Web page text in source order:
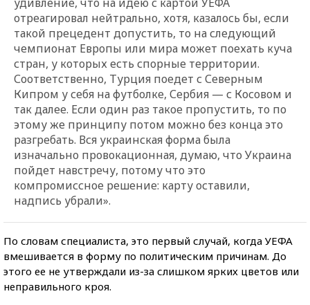
отреагировал нейтрально, хотя, казалось бы, если
такой прецедент допустить, то на следующий
чемпионат Европы или мира может поехать куча
стран, у которых есть спорные территории.
Соответственно, Турция поедет с Северным
Кипром у себя на футболке, Сербия — с Косовом и
так далее. Если один раз такое пропустить, то по
этому же принципу потом можно без конца это
разгребать. Вся украинская форма была
изначально провокационная, думаю, что Украина
пойдет навстречу, потому что это
компромиссное решение: карту оставили,
надпись убрали».
По словам специалиста, это первый случай, когда УЕФА
вмешивается в форму по политическим причинам. До
этого ее не утверждали из-за слишком ярких цветов или
неправильного кроя.